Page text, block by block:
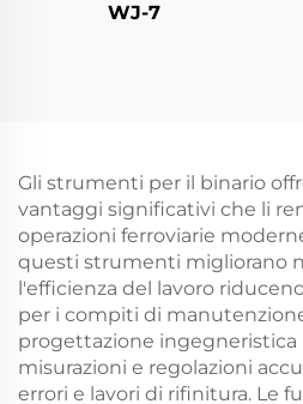
WJ-7
Gli strumenti per il binario
vantaggi significativi che li
operazioni ferroviarie
questi strumenti migliorano
l'efficienza del lavoro
per i compiti di
progettazione ingegneristica
misurazioni e regolazioni
errori e lavori di rifinitura. Le